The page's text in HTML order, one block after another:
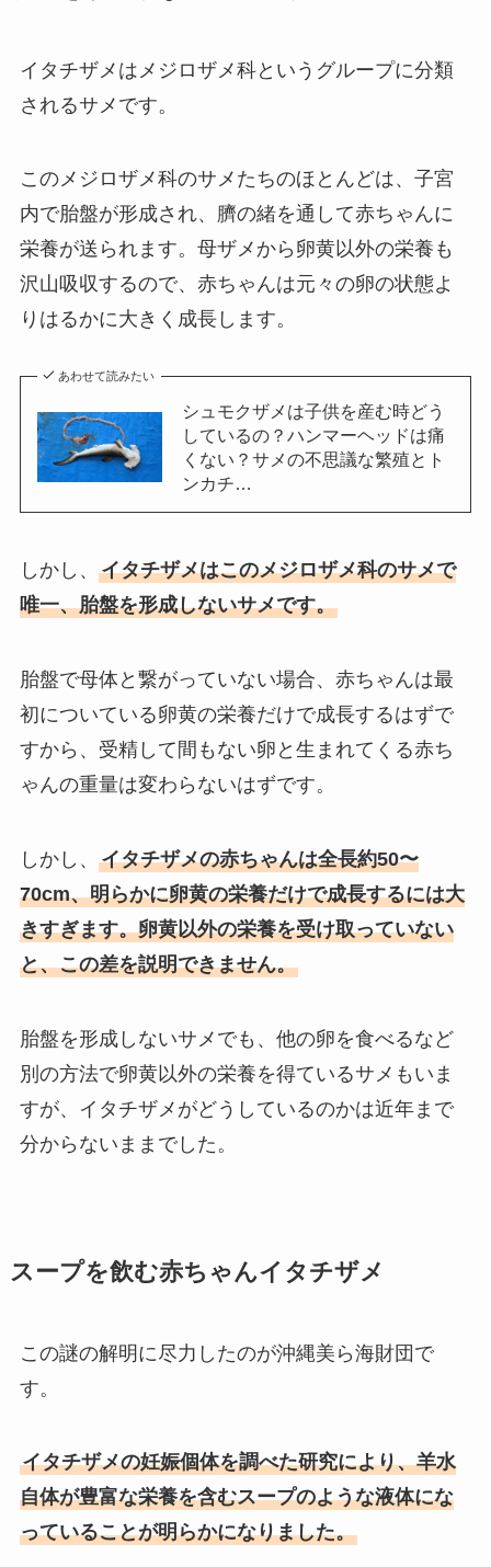
イタチザメはメジロザメ科というグループに分類
されるサメです。
このメジロザメ科のサメたちのほとんどは、子宮
内で胎盤が形成され、臍の緒を通して赤ちゃんに
栄養が送られます。母ザメから卵黄以外の栄養も
沢山吸収するので、赤ちゃんは元々の卵の状態よ
りはるかに大きく成長します。
あわせて読みたい
シュモクザメは子供を産む時どう
しているの？ハンマーヘッドは痛
くない？サメの不思議な繁殖とト
ンカチ…
しかし、 イタチザメはこのメジロザメ科のサメで
唯一、胎盤を形成しないサメです。
胎盤で母体と繋がっていない場合、赤ちゃんは最
初についている卵黄の栄養だけで成長するはずで
すから、受精して間もない卵と生まれてくる赤ち
ゃんの重量は変わらないはずです。
しかし、 イタチザメの赤ちゃんは全長約50〜
70cm、明らかに卵黄の栄養だけで成長するには大
きすぎます。卵黄以外の栄養を受け取っていない
と、この差を説明できません。
胎盤を形成しないサメでも、他の卵を食べるなど
別の方法で卵黄以外の栄養を得ているサメもいま
すが、イタチザメがどうしているのかは近年まで
分からないままでした。
スープを飲む赤ちゃんイタチザメ
この謎の解明に尽力したのが沖縄美ら海財団で
す。
イタチザメの妊娠個体を調べた研究により、羊水
自体が豊富な栄養を含むスープのような液体にな
っていることが明らかになりました。